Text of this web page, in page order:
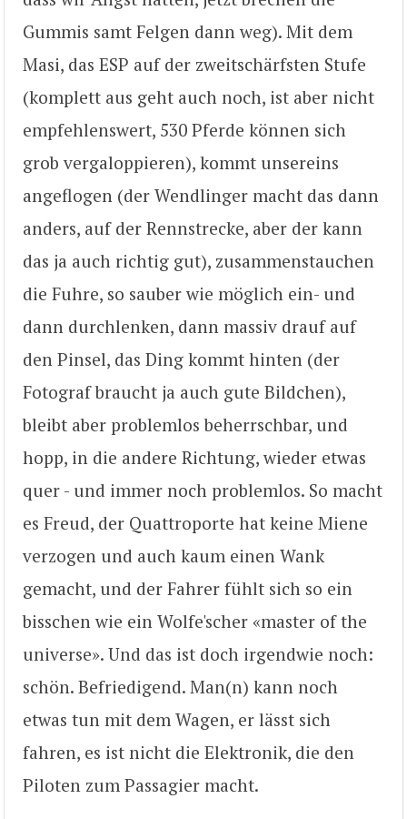
Gummis samt Felgen dann weg). Mit dem
Masi, das ESP auf der zweitschärfsten Stufe
(komplett aus geht auch noch, ist aber nicht
empfehlenswert, 530 Pferde können sich
grob vergaloppieren), kommt unsereins
angeflogen (der Wendlinger macht das dann
anders, auf der Rennstrecke, aber der kann
das ja auch richtig gut), zusammenstauchen
die Fuhre, so sauber wie möglich ein- und
dann durchlenken, dann massiv drauf auf
den Pinsel, das Ding kommt hinten (der
Fotograf braucht ja auch gute Bildchen),
bleibt aber problemlos beherrschbar, und
hopp, in die andere Richtung, wieder etwas
quer - und immer noch problemlos. So macht
es Freud, der Quattroporte hat keine Miene
verzogen und auch kaum einen Wank
gemacht, und der Fahrer fühlt sich so ein
bisschen wie ein Wolfe'scher «master of the
universe». Und das ist doch irgendwie noch:
schön. Befriedigend. Man(n) kann noch
etwas tun mit dem Wagen, er lässt sich
fahren, es ist nicht die Elektronik, die den
Piloten zum Passagier macht.